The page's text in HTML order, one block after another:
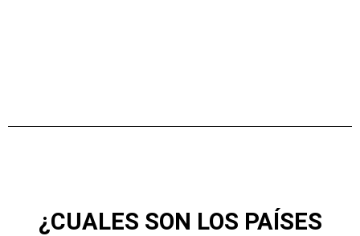
¿CUALES SON LOS PAÍSES